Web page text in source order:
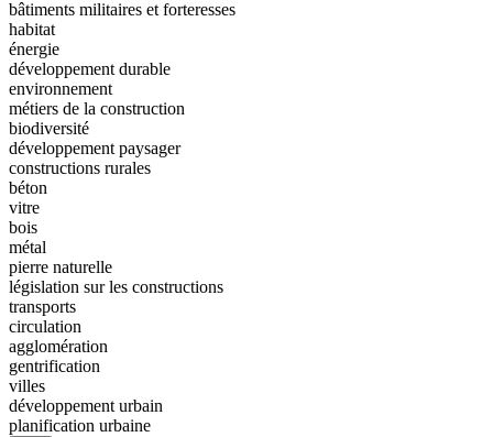
bâtiments militaires et forteresses
habitat
énergie
développement durable
environnement
métiers de la construction
biodiversité
développement paysager
constructions rurales
béton
vitre
bois
métal
pierre naturelle
législation sur les constructions
transports
circulation
agglomération
gentrification
villes
développement urbain
planification urbaine